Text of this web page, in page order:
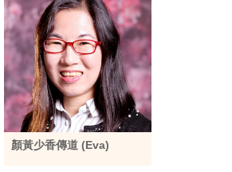
顏黃少香傳道 (Eva)